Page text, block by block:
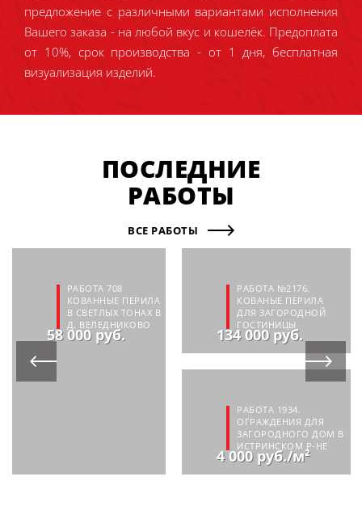
предложение с различными вариантами исполнения
Вашего заказа - на любой вкус и кошелёк. Предоплата
от 10%, срок производства - от 1 дня, бесплатная
визуализация изделий.
ПОСЛЕДНИЕ
РАБОТЫ
ВСЕ РАБОТЫ
РАБОТА 708
КОВАННЫЕ ПЕРИЛА
В СВЕТЛЫХ ТОНАХ В
Д. ВЕЛЕДНИКОВО
58 000 руб.
РАБОТА №2176.
КОВАНЫЕ ПЕРИЛА
ДЛЯ ЗАГОРОДНОЙ
ГОСТИНИЦЫ
134 000 руб.
РАБОТА 1934.
ОГРАЖДЕНИЯ ДЛЯ
ЗАГОРОДНОГО ДОМ В
ИСТРИНСКОМ Р-НЕ
4 000 руб./м²